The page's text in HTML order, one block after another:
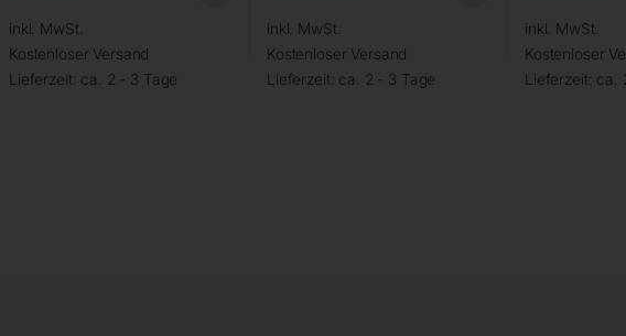
inkl. MwSt.
Kostenloser Versand
Lieferzeit: ca. 2 - 3 Tage
inkl. MwSt.
Kostenloser Versand
Lieferzeit: ca. 2 - 3 Tage
inkl. MwSt.
Kostenloser
Lieferzeit: ca.